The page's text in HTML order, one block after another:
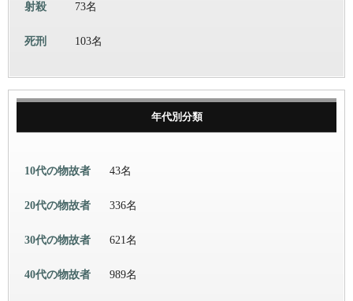
射殺 73名
死刑 103名
年代別分類
10代の物故者 43名
20代の物故者 336名
30代の物故者 621名
40代の物故者 989名